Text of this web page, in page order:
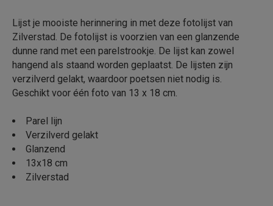
Lijst je mooiste herinnering in met deze fotolijst van
Zilverstad. De fotolijst is voorzien van een glanzende
dunne rand met een parelstrookje. De lijst kan zowel
hangend als staand worden geplaatst. De lijsten zijn
verzilverd gelakt, waardoor poetsen niet nodig is.
Geschikt voor één foto van 13 x 18 cm.
Parel lijn
Verzilverd gelakt
Glanzend
13x18 cm
Zilverstad